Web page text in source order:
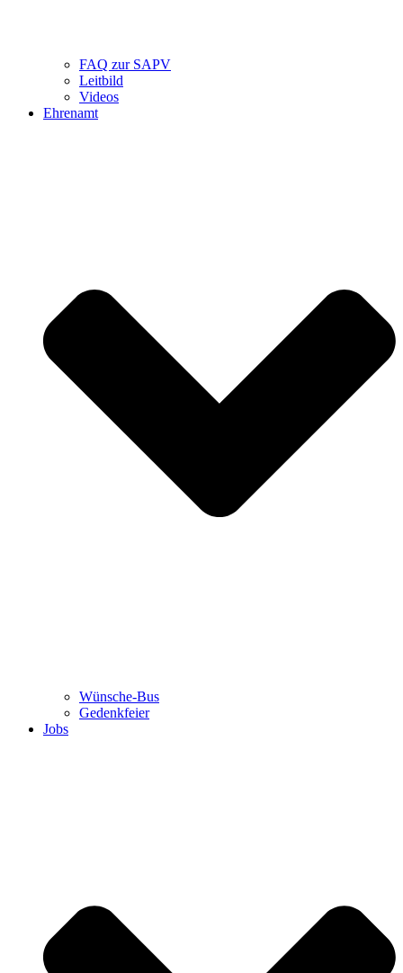
FAQ zur SAPV
Leitbild
Videos
Ehrenamt
Wünsche-Bus
Gedenkfeier
Jobs